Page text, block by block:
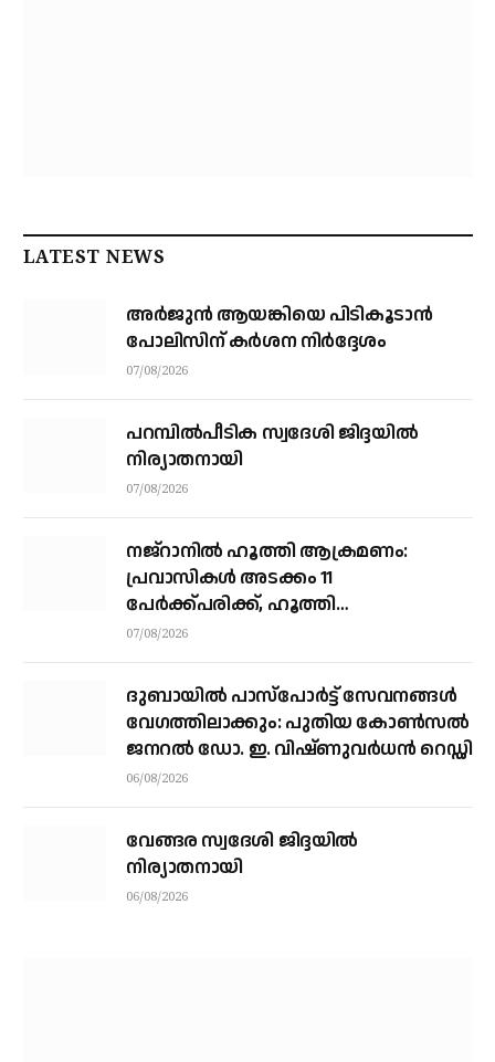
LATEST NEWS
അര്‍ജുന്‍ ആയങ്കിയെ പിടികൂടാന്‍
പോലിസിന് കര്‍ശന നിര്‍ദ്ദേശം
07/08/2026
പറമ്പിൽപീടിക സ്വദേശി ജിദ്ദയിൽ
നിര്യാതനായി
07/08/2026
നജ്‌റാനില്‍ ഹൂത്തി ആക്രമണം:
പ്രവാസികള്‍ അടക്കം 11
പേർക്ക്പരിക്ക്, ഹൂത്തി
ആക്രമണത്തില്‍ 17 യെമന്‍
07/08/2026
ദുബായിൽ പാസ്‌പോർട്ട് സേവനങ്ങൾ
വേഗത്തിലാക്കും: പുതിയ കോൺസൽ
ജനറൽ ഡോ. ഇ. വിഷ്ണുവർധൻ റെഡ്ഡി
06/08/2026
വേങ്ങര സ്വദേശി ജിദ്ദയിൽ
നിര്യാതനായി
06/08/2026